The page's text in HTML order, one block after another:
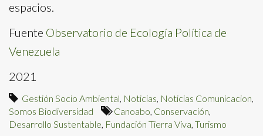
espacios.
Fuente Observatorio de Ecología Política de
Venezuela
2021
Gestión Socio Ambiental, Noticias, Noticias Comunicacion,
Somos Biodiversidad
Canoabo, Conservación,
Desarrollo Sustentable, Fundación Tierra Viva, Turismo